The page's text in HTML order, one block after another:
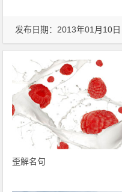
发布日期：2013年01月10
歪解名句